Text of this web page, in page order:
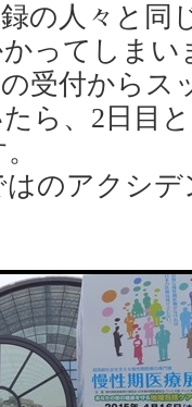
の人々と同
ってしまい
受付からス
ら、2日目
のアクシ